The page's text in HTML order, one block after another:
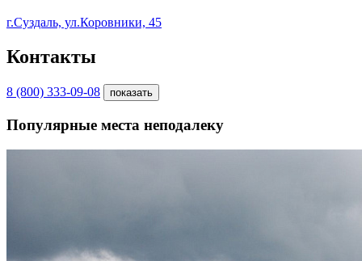
г.Суздаль, ул.Коровники, 45
Контакты
8 (800) 333-09-08 показать
Популярные места неподалеку